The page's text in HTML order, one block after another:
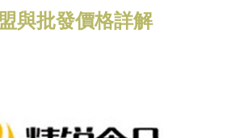
與批發價格詳解